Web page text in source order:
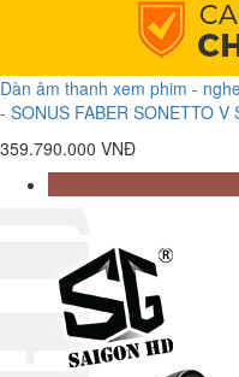
Dàn âm thanh xem phim -
- SONUS FABER SONETTO V
359.790.000 VNĐ